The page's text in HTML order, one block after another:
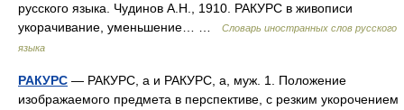
русского языка. Чудинов А.Н., 1910. РАКУРС в живописи
укорачивание, уменьшение… …
Словарь иностранных слов русского
языка
РАКУРС — РАКУРС, а и РАКУРС, а, муж. 1. Положение
изображаемого предмета в перспективе, с резким укорочением